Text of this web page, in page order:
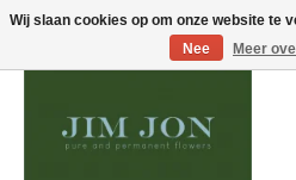
Wij slaan cookies op om onze website te
Nee
Meer